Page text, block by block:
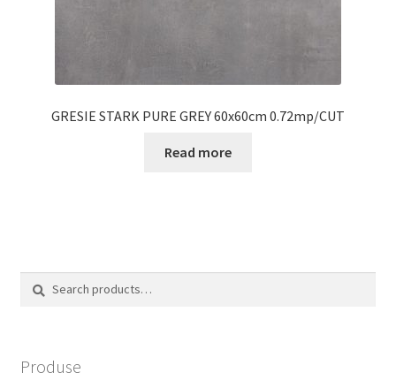
GRESIE STARK PURE GREY 60x60cm 0.72mp/CUT
Read more
Search
Search
Produse